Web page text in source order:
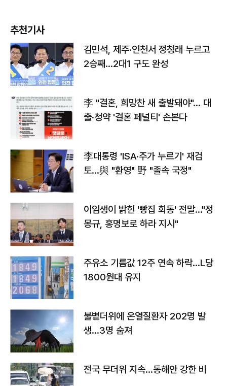
추천기사
김민석, 제주·인천서 정청래 누르고
2승째…2대1 구도 완성
李 "결혼, 희망찬 새 출발돼야"… 대
출·청약 '결혼 페널티' 손본다
李대통령 'ISA·주가 누르기' 재검
토…與 "환영" 野 "졸속 국정"
이임생이 밝힌 '빵집 회동' 전말…"정
몽규, 홍명보로 하라 지시"
주유소 기름값 12주 연속 하락…L당
1800원대 유지
불볕더위에 온열질환자 202명 발
생…3명 숨져
전국 무더위 지속…동해안 강한 비